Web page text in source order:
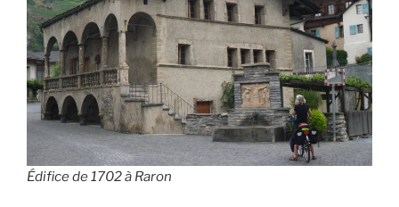
Édifice de 1702 à Raron